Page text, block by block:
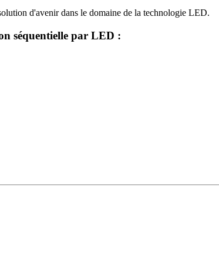
d'avenir dans le domaine de la technologie LED.
séquentielle par LED :